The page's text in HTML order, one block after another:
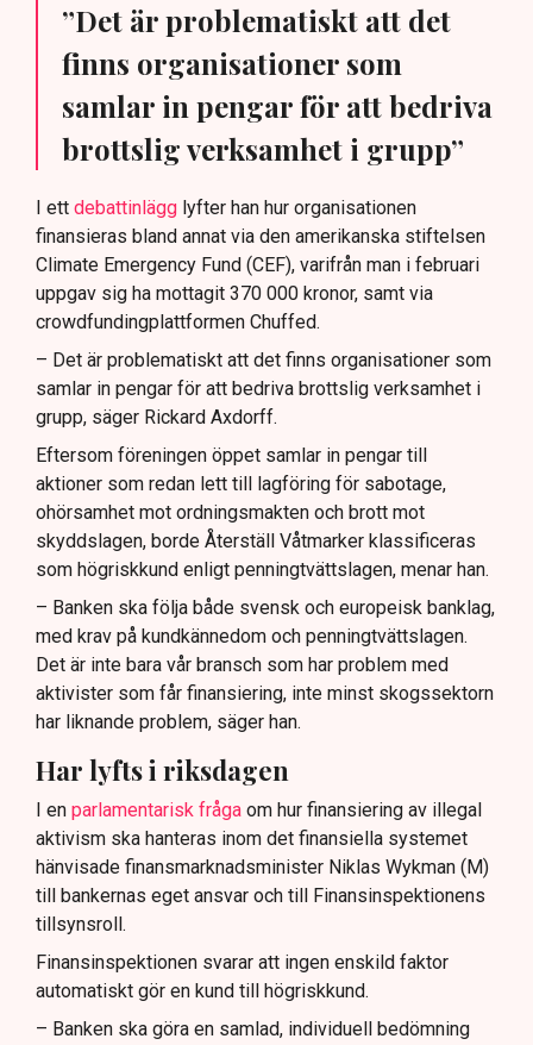
”Det är problematiskt att det
finns organisationer som
samlar in pengar för att bedriva
brottslig verksamhet i grupp”
I ett debattinlägg lyfter han hur organisationen
finansieras bland annat via den amerikanska stiftelsen
Climate Emergency Fund (CEF), varifrån man i februari
uppgav sig ha mottagit 370 000 kronor, samt via
crowdfundingplattformen Chuffed.
– Det är problematiskt att det finns organisationer som
samlar in pengar för att bedriva brottslig verksamhet i
grupp, säger Rickard Axdorff.
Eftersom föreningen öppet samlar in pengar till
aktioner som redan lett till lagföring för sabotage,
ohörsamhet mot ordningsmakten och brott mot
skyddslagen, borde Återställ Våtmarker klassificeras
som högriskkund enligt penningtvättslagen, menar han.
– Banken ska följa både svensk och europeisk banklag,
med krav på kundkännedom och penningtvättslagen.
Det är inte bara vår bransch som har problem med
aktivister som får finansiering, inte minst skogssektorn
har liknande problem, säger han.
Har lyfts i riksdagen
I en parlamentarisk fråga om hur finansiering av illegal
aktivism ska hanteras inom det finansiella systemet
hänvisade finansmarknadsminister Niklas Wykman (M)
till bankernas eget ansvar och till Finansinspektionens
tillsynsroll.
Finansinspektionen svarar att ingen enskild faktor
automatiskt gör en kund till högriskkund.
– Banken ska göra en samlad, individuell bedömning